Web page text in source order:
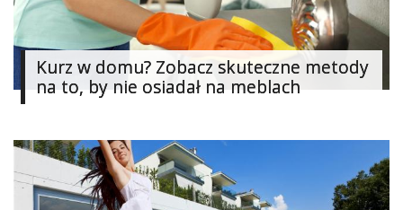
Kurz w domu? Zobacz skuteczne metody
na to, by nie osiadał na meblach